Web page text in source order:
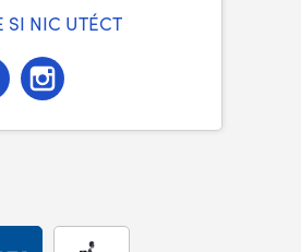
SI NIC UTÉCT